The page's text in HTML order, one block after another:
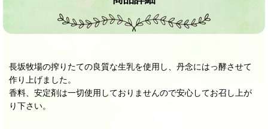
長坂牧場の搾りたての良質な生乳を使用し、丹念にはっ酵させて
作り上げました。
香料、安定剤は一切使用しておりませんので安心してお召し上が
り下さい。